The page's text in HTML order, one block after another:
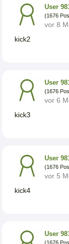
User
(1676
vor 8
kick2
User
(1676
vor 6
kick3
User
(1676
vor 5
kick4
User
(1676